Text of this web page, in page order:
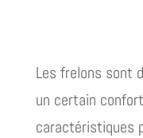
Les frelons sont
un certain
caractéristiques